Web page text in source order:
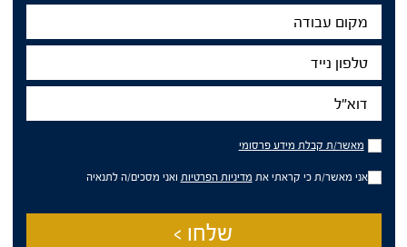
מקום
עבודה
טלפון
נייד
דוא"ל
מאשר/ת
קבלת
מידע
פרסומי
מאשר/ת קבלת מידע פרסומי
אני מאשר/ת כי קראתי את מדיניות הפרטיות ואני מסכים/ה לתנאיה
שלחו >